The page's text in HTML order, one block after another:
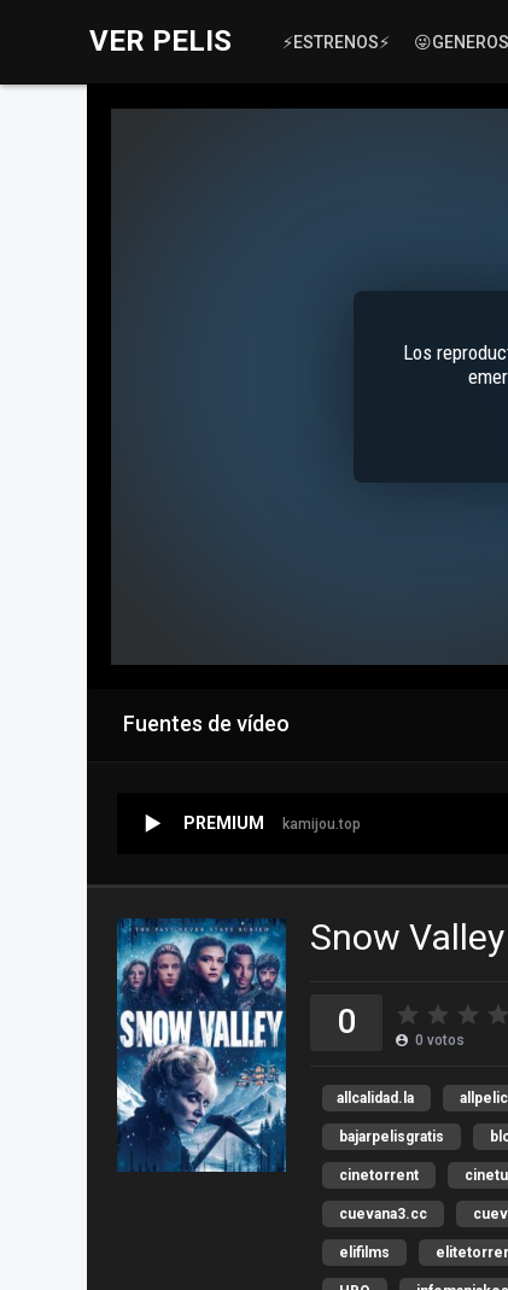
VER PELIS ⚡ESTRENOS⚡
Fuentes de vídeo
PREMIUM kamijou.top
Snow Valley
0 0 votos
allcalidad.la
bajarpelisgratis
cinetorrent
cuevana3.cc
elifilms